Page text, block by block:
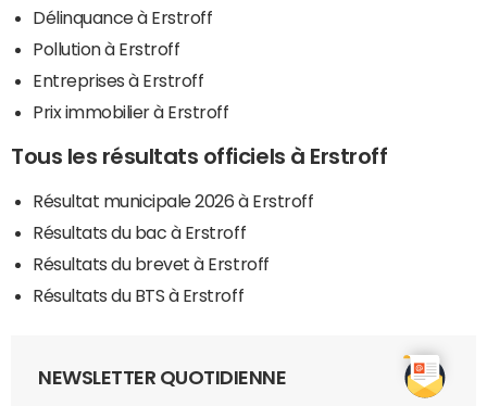
Délinquance à Erstroff
Pollution à Erstroff
Entreprises à Erstroff
Prix immobilier à Erstroff
Tous les résultats officiels à Erstroff
Résultat municipale 2026 à Erstroff
Résultats du bac à Erstroff
Résultats du brevet à Erstroff
Résultats du BTS à Erstroff
NEWSLETTER QUOTIDIENNE